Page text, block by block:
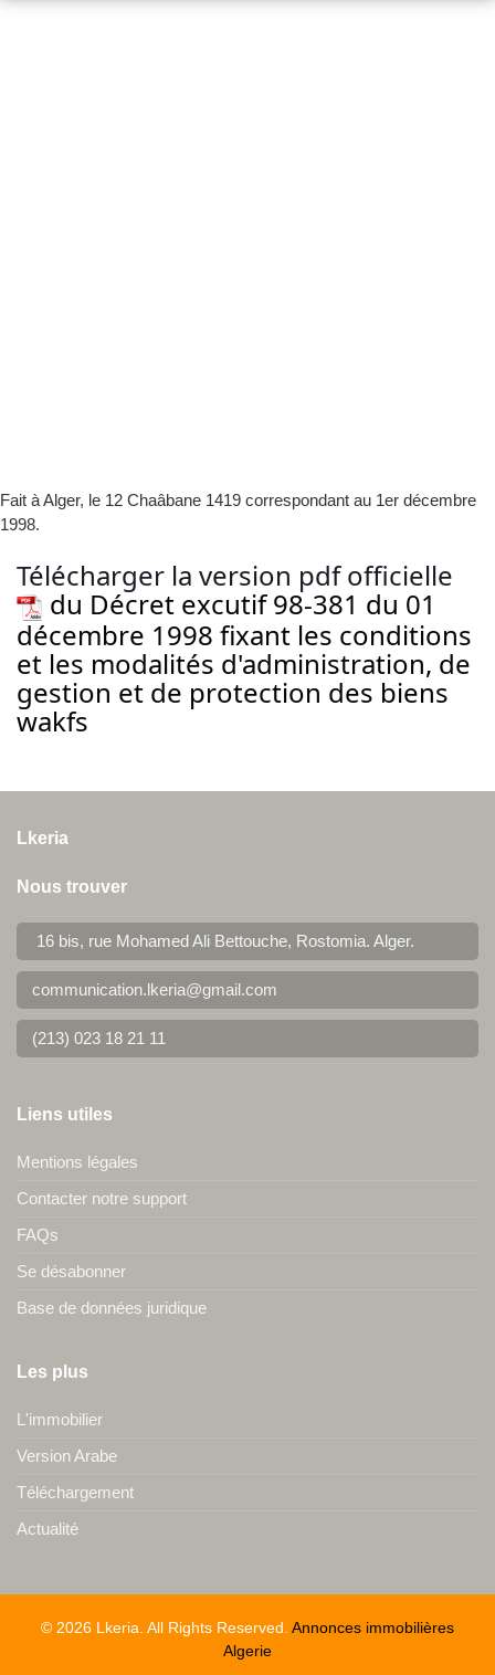
Fait à Alger, le 12 Chaâbane 1419 correspondant au 1er décembre
1998.
Télécharger la version pdf officielle
du Décret excutif 98-381 du 01
décembre 1998 fixant les conditions
et les modalités d'administration, de
gestion et de protection des biens
wakfs
Lkeria
Nous trouver
16 bis, rue Mohamed Ali Bettouche, Rostomia. Alger.
communication.lkeria@gmail.com
(213) 023 18 21 11
Liens utiles
Mentions légales
Contacter notre support
FAQs
Se désabonner
Base de données juridique
Les plus
L'immobilier
Version Arabe
Téléchargement
Actualité
© 2026 Lkeria. All Rights Reserved. Annonces immobilières
Algerie